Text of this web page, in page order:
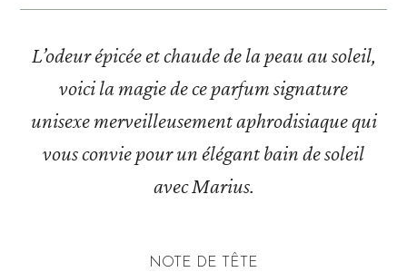
L’odeur épicée et chaude de la peau au soleil,
voici la magie de ce parfum signature
unisexe merveilleusement aphrodisiaque qui
vous convie pour un élégant bain de soleil
avec Marius.
NOTE DE TÊTE